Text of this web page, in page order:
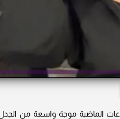
الماضية موجة واسعة من الجدل